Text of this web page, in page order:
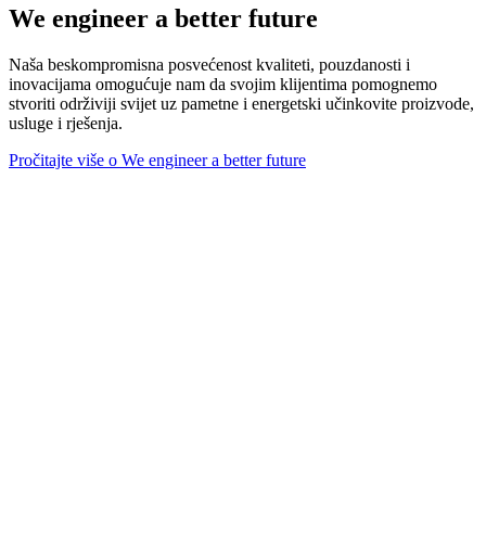
We engineer a better future
Naša beskompromisna posvećenost kvaliteti, pouzdanosti i
inovacijama omogućuje nam da svojim klijentima pomognemo
stvoriti održiviji svijet uz pametne i energetski učinkovite proizvode,
usluge i rješenja.
Pročitajte više o We engineer a better future